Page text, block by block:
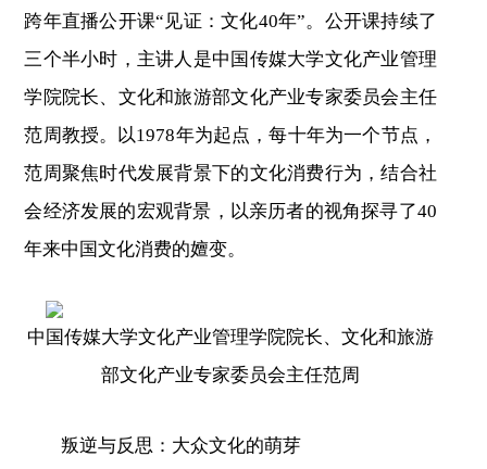
跨年直播公开课“见证：文化40年”。公开课持续了
三个半小时，主讲人是中国传媒大学文化产业管理
学院院长、文化和旅游部文化产业专家委员会主任
范周教授。以1978年为起点，每十年为一个节点，
范周聚焦时代发展背景下的文化消费行为，结合社
会经济发展的宏观背景，以亲历者的视角探寻了40
年来中国文化消费的嬗变。
中国传媒大学文化产业管理学院院长、文化和旅游
部文化产业专家委员会主任范周
叛逆与反思：大众文化的萌芽